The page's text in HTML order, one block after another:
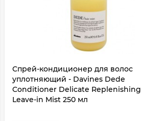
Спрей-кондиционер для волос
уплотняющий - Davines Dede
Conditioner Delicate Replenishing
Leave-in Mist 250 мл